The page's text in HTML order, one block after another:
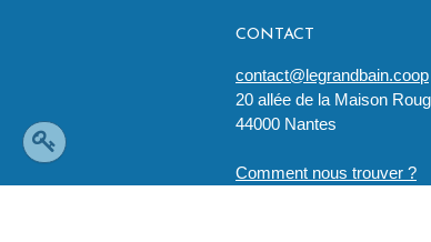
CONTACT
contact@legrandbain.coop
20 allée de la Maison
44000 Nantes
Comment nous trouver ?